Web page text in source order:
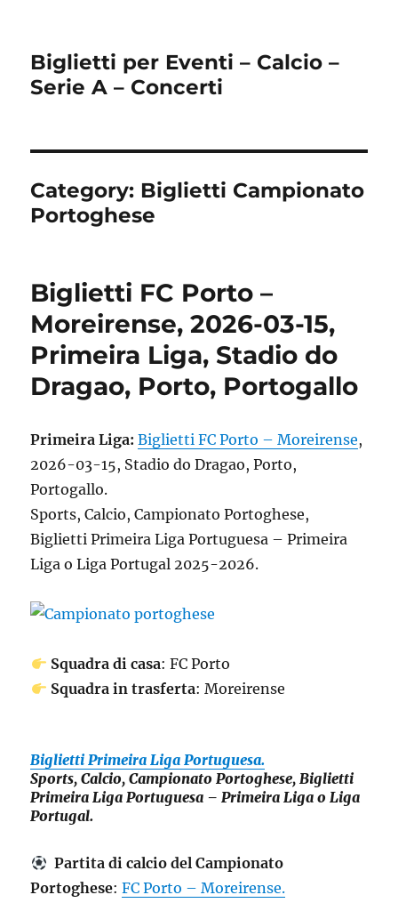
Biglietti per Eventi – Calcio –
Serie A – Concerti
Category: Biglietti Campionato
Portoghese
Biglietti FC Porto –
Moreirense, 2026-03-15,
Primeira Liga, Stadio do
Dragao, Porto, Portogallo
Primeira Liga:Biglietti FC Porto – Moreirense,
2026-03-15, Stadio do Dragao, Porto,
Portogallo.
Sports, Calcio, Campionato Portoghese,
Biglietti Primeira Liga Portuguesa – Primeira
Liga o Liga Portugal 2025-2026.
Squadra di casa: FC Porto
Squadra in trasferta: Moreirense
Biglietti Primeira Liga Portuguesa.
Sports, Calcio, Campionato Portoghese, Biglietti
Primeira Liga Portuguesa – Primeira Liga o Liga
Portugal.
Partita di calcio del Campionato
Portoghese:FC Porto – Moreirense.